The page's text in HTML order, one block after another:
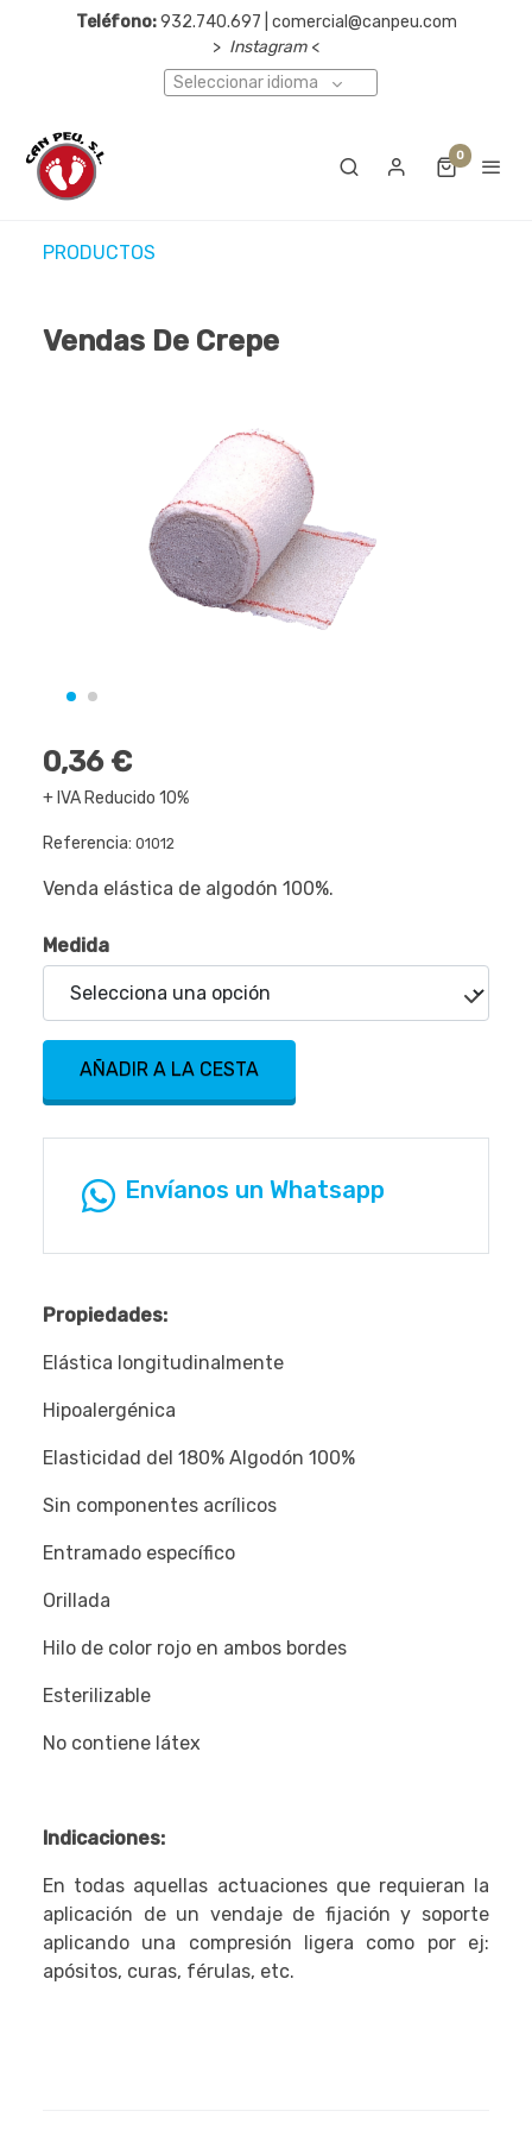
Teléfono:932.740.697 | comercial@canpeu.com
> Instagram <
Seleccionar idioma
0
PRODUCTOS
Vendas De Crepe
0,36 €
+ IVA Reducido 10%
Referencia: 01012
Venda elástica de algodón 100%.
Medida
AÑADIR A LA CESTA
Envíanos un Whatsapp
Propiedades:
Elástica longitudinalmente
Hipoalergénica
Elasticidad del 180% Algodón 100%
Sin componentes acrílicos
Entramado específico
Orillada
Hilo de color rojo en ambos bordes
Esterilizable
No contiene látex
Indicaciones:
En todas aquellas actuaciones que requieran la
aplicación de un vendaje de fijación y soporte
aplicando una compresión ligera como por ej:
apósitos, curas, férulas, etc.